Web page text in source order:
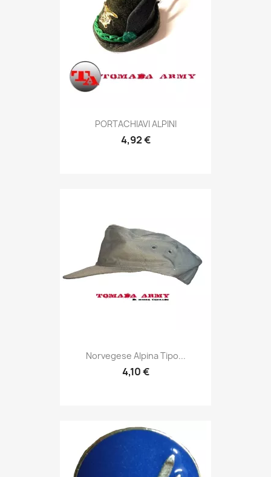
Anteprima
PORTACHIAVI ALPINI
4,92 €
Anteprima
Norvegese Alpina Tipo...
4,10 €